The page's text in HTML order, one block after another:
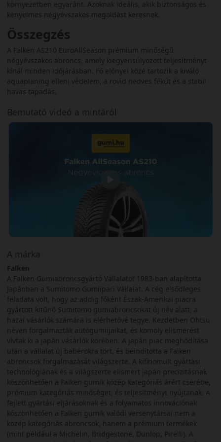
környezetben egyaránt. Azoknak ideális, akik biztonságos és
kényelmes négyévszakos megoldást keresnek.
Összegzés
A Falken AS210 EuroAllSeason prémium minőségű
négyévszakos abroncs, amely kiegyensúlyozott teljesítményt
kínál minden időjárásban. Fő előnyei közé tartozik a kiváló
aquaplaning elleni védelem, a rövid nedves fékút és a stabil
havas tapadás.
Bemutató videó a mintáról
A márka
Falken
A Falken Gumiabroncsgyártó Vállalatot 1983-ban alapította
Japánban a Sumitomo Gumiipari Vállalat. A cég elsődleges
feladata volt, hogy az addig főként Észak-Amerikai piacra
gyártott kitűnő Sumitomo gumiabroncsokat új név alatt, a
hazai vásárlók számára is elérhetővé tegye. Kezdetben Ohtsu
néven forgalmazták autógumiijaikat, és komoly elismerést
vívtak ki a japán vásárlók körében. A japán piac meghódítása
után a vállalat új babérokra tört, és beindította a Falken
abroncsok forgalmazását világszerte. A kifinomult gyártási
technológiának és a világszerte elismert japán precizitásnak
köszönhetően a Falken gumik közép kategóriás árért cserébe,
prémium kategóriás minőséget, és teljesítményt nyújtanak. A
fejlett gyártási eljárásoknak és a folyamatos innovációnak
köszönhetően a Falken gumik valódi versenytársai nem a
közép kategóriás abroncsok, hanem a prémium termékek
(mint például a Michelin, Bridgestone, Dunlop, Pirelli). A